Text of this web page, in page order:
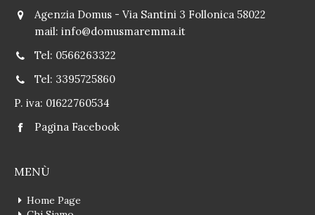
Agenzia Domus - Via Santini 3 Follonica 58022
mail: info@domusmaremma.it
Tel: 0566263322
Tel: 3395725860
P. iva: 01622760534
Pagina Facebook
MENÙ
Home Page